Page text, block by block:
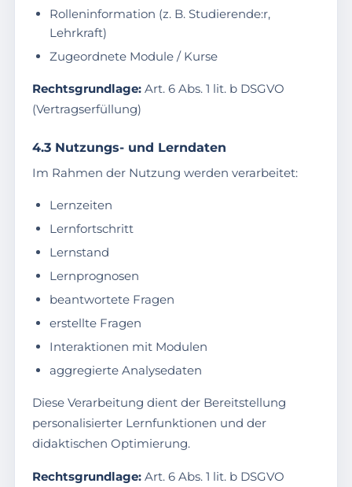
Rolleninformation (z. B. Studierende:r,
Lehrkraft)
Zugeordnete Module / Kurse
Rechtsgrundlage: Art. 6 Abs. 1 lit. b DSGVO
(Vertragserfüllung)
4.3 Nutzungs- und Lerndaten
Im Rahmen der Nutzung werden verarbeitet:
Lernzeiten
Lernfortschritt
Lernstand
Lernprognosen
beantwortete Fragen
erstellte Fragen
Interaktionen mit Modulen
aggregierte Analysedaten
Diese Verarbeitung dient der Bereitstellung
personalisierter Lernfunktionen und der
didaktischen Optimierung.
Rechtsgrundlage: Art. 6 Abs. 1 lit. b DSGVO